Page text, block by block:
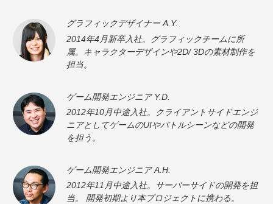
グラフィックデザイナーA.Y.
2014年4月新卒入社。グラフィックチームに所
属。キャラクターデザインや2D/ 3Dの素材制作を
担当。
ゲーム開発エンジニアY.D.
2012年10月中途入社。クライアントサイドエンジ
ニアとしてゲームのUIやバトルシーンなどの開発
を担う。
ゲーム開発エンジニアA.H.
2012年11月中途入社。サーバーサイドの開発を担
当。 開発初期より本プロジェクトに携わる。